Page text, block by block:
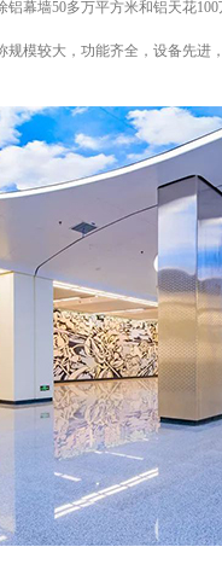
铝幕墙50多万平方米和铝天花
规模较大，功能齐全，设备先进